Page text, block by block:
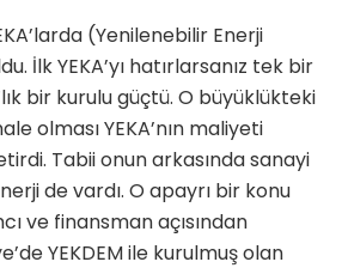
(Yenile­nebilir Enerji
İlk YEKA’yı hatırlarsanız tek bir
bir kurulu güçtü. O büyüklükteki
olması YEKA’nın maliyeti
Tabii onun arkasında sa­nayi
de vardı. O apayrı bir konu
ve finansman açısından
YEKDEM ile kurulmuş olan